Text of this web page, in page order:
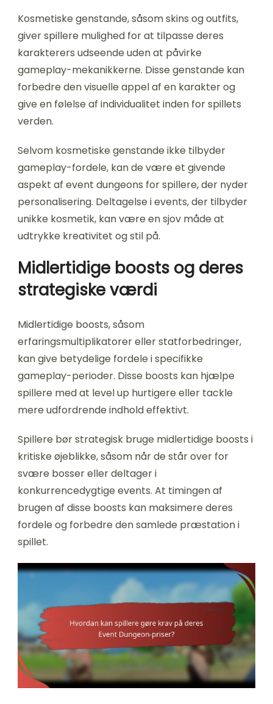
Kosmetiske genstande, såsom skins og outfits,
giver spillere mulighed for at tilpasse deres
karakterers udseende uden at påvirke
gameplay-mekanikkerne. Disse genstande kan
forbedre den visuelle appel af en karakter og
give en følelse af individualitet inden for spillets
verden.
Selvom kosmetiske genstande ikke tilbyder
gameplay-fordele, kan de være et givende
aspekt af event dungeons for spillere, der nyder
personalisering. Deltagelse i events, der tilbyder
unikke kosmetik, kan være en sjov måde at
udtrykke kreativitet og stil på.
Midlertidige boosts og deres
strategiske værdi
Midlertidige boosts, såsom
erfaringsmultiplikatorer eller statforbedringer,
kan give betydelige fordele i specifikke
gameplay-perioder. Disse boosts kan hjælpe
spillere med at level up hurtigere eller tackle
mere udfordrende indhold effektivt.
Spillere bør strategisk bruge midlertidige boosts i
kritiske øjeblikke, såsom når de står over for
svære bosser eller deltager i
konkurrencedygtige events. At timingen af
brugen af disse boosts kan maksimere deres
fordele og forbedre den samlede præstation i
spillet.